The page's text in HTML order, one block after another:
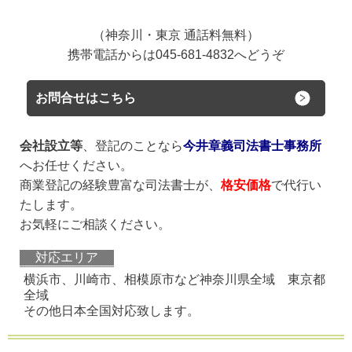
（神奈川・東京 通話料無料）
携帯電話からは045-681-4832へどうぞ
お問合せはこちら
会社設立等 、登記のことなら今井章義司法書士事務所
へお任せください。
商業登記の経験豊富な司法書士が、 格安価格で代行い
たします。
お気軽にご相談ください。
対応エリア
横浜市、川崎市、相模原市など神奈川県全域 東京都
全域
その他日本全国対応致します。